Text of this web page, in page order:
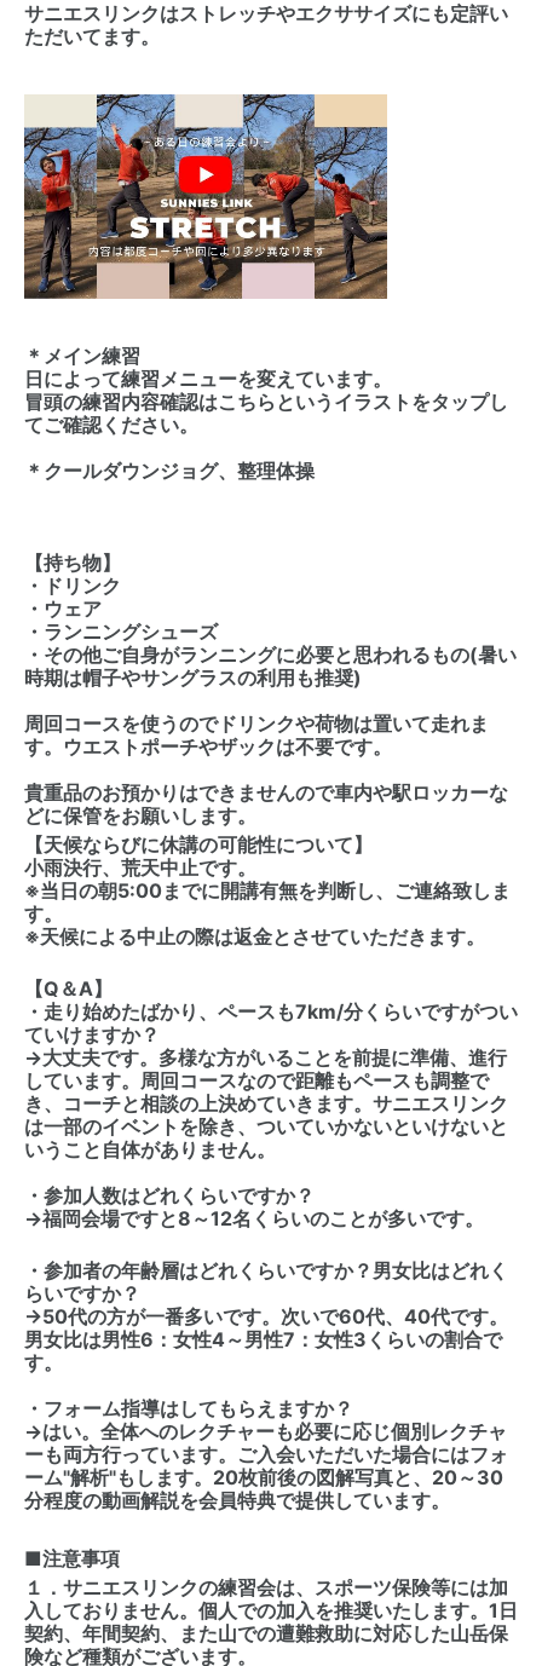
サニエスリンクはストレッチやエクササイズにも定評い
ただいてます。
＊メイン練習
日によって練習メニューを変えています。
冒頭の練習内容確認はこちらというイラストをタップし
てご確認ください。
＊クールダウンジョグ、整理体操
【持ち物】
・ドリンク
・ウェア
・ランニングシューズ
・その他ご自身がランニングに必要と思われるもの(暑い
時期は帽子やサングラスの利用も推奨)
周回コースを使うのでドリンクや荷物は置いて走れま
す。ウエストポーチやザックは不要です。
貴重品のお預かりはできませんので車内や駅ロッカーな
どに保管をお願いします。
【天候ならびに休講の可能性について】
小雨決行、荒天中止です。
※当日の朝5:00までに開講有無を判断し、ご連絡致しま
す。
※天候による中止の際は返金とさせていただきます。
【Q＆A】
・走り始めたばかり、ペースも7km/分くらいですがつい
ていけますか？
→大丈夫です。多様な方がいることを前提に準備、進行
しています。周回コースなので距離もペースも調整で
き、コーチと相談の上決めていきます。サニエスリンク
は一部のイベントを除き、ついていかないといけないと
いうこと自体がありません。
・参加人数はどれくらいですか？
→福岡会場ですと8～12名くらいのことが多いです。
・参加者の年齢層はどれくらいですか？男女比はどれく
らいですか？
→50代の方が一番多いです。次いで60代、40代です。
男女比は男性6：女性4～男性7：女性3くらいの割合で
す。
・フォーム指導はしてもらえますか？
→はい。全体へのレクチャーも必要に応じ個別レクチャ
ーも両方行っています。ご入会いただいた場合にはフォ
ーム"解析"もします。20枚前後の図解写真と、20～30
分程度の動画解説を会員特典で提供しています。
■注意事項
１．サニエスリンクの練習会は、スポーツ保険等には加
入しておりません。個人での加入を推奨いたします。1日
契約、年間契約、また山での遭難救助に対応した山岳保
険など種類がございます。